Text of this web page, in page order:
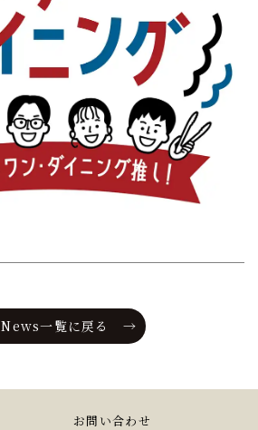
News一覧に戻る
お問い合わせ